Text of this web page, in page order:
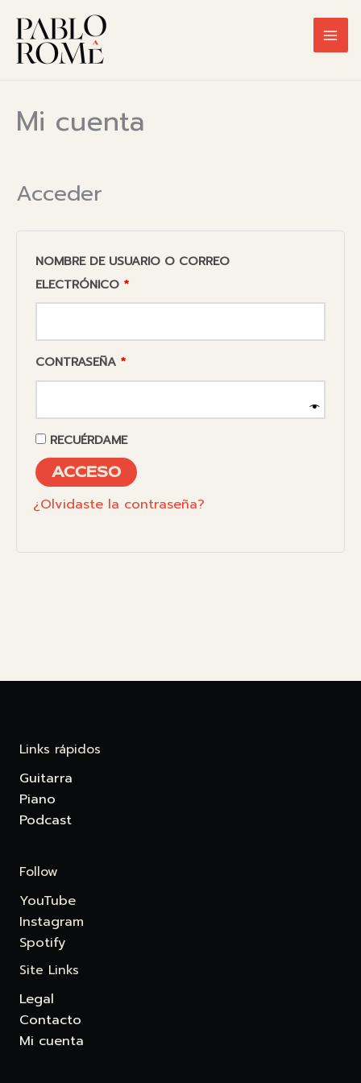
contenido
Mi cuenta
Acceder
NOMBRE DE USUARIO O CORREO
ELECTRÓNICO *OBLIGATORIO
CONTRASEÑA *OBLIGATORIO
RECUÉRDAME
ACCESO
¿Olvidaste la contraseña?
Links rápidos
Guitarra
Piano
Podcast
Follow
YouTube
Instagram
Spotify
Site Links
Legal
Contacto
Mi cuenta